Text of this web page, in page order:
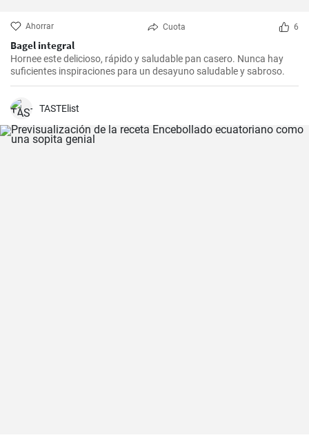
Ahorrar Cuota 6
Bagel integral
Hornee este delicioso, rápido y saludable pan casero. Nunca hay
suficientes inspiraciones para un desayuno saludable y sabroso.
TASTElist